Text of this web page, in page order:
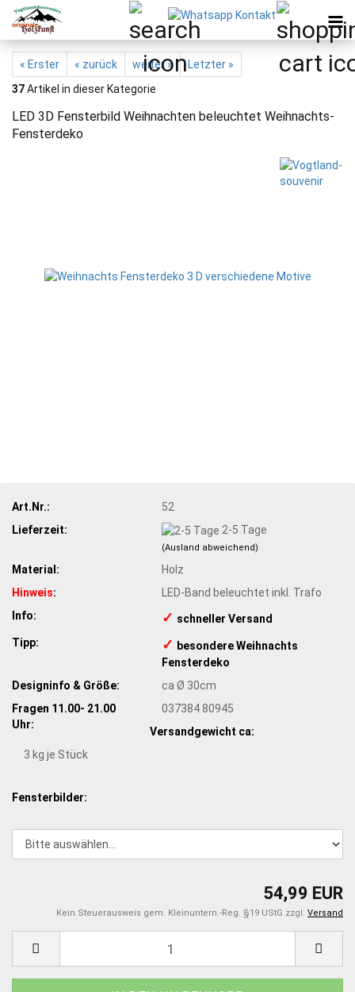
« Erster « zurück weiter »
Letzter »
37Artikel in dieser Kategorie
LED 3D Fensterbild Weihnachten beleuchtet Weihnachts-
Fensterdeko
Art.Nr.:
52
Lieferzeit:
2-5 Tage
(Ausland abweichend)
Material:
Holz
Hinweis:
LED-Band beleuchtet inkl. Trafo
Info:
✓ ​schneller Versand
Tipp:
✓ ​besondere Weihnachts
Fensterdeko
Designinfo & Größe:
ca Ø 30cm
Fragen 11.00- 21.00
Uhr:
037384 80945
Versandgewicht ca:
3 kg je Stück
Fensterbilder:
54,99 EUR
Kein Steuerausweis gem. Kleinuntern.-Reg. §19 UStG zzgl. Versand